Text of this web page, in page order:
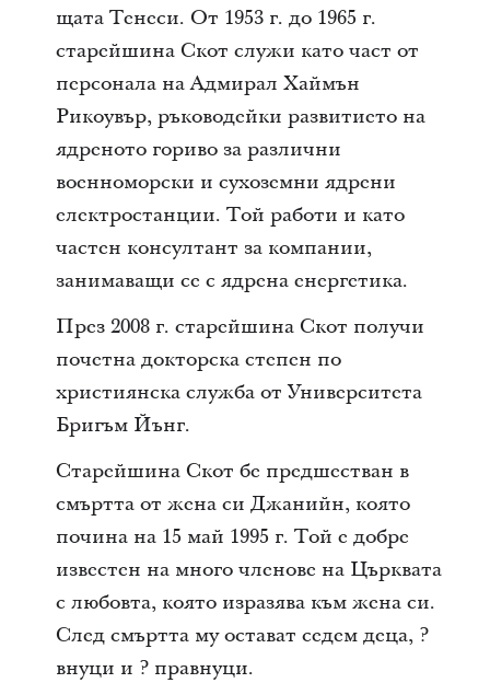
щата Тенеси. От 1953 г. до 1965 г.
старейшина Скот служи като част от
персонала на Адмирал Хаймън
Рикоувър, ръководейки развитието на
ядреното гориво за различни
военноморски и сухоземни ядрени
електростанции. Той работи и като
частен консултант за компании,
занимаващи се с ядрена енергетика.
През 2008 г. старейшина Скот получи
почетна докторска степен по
християнска служба от Университета
Бригъм Йънг.
Старейшина Скот бе предшестван в
смъртта от жена си Джанийн, която
почина на 15 май 1995 г. Той е добре
известен на много членове на Църквата
с любовта, която изразява към жена си.
След смъртта му остават седем деца, ?
внуци и ? правнуци.